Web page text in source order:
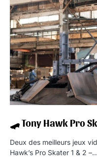
🛹 Tony Hawk Pro
Deux des meilleurs jeux
Hawk’s Pro Skater 1 & 2 –…